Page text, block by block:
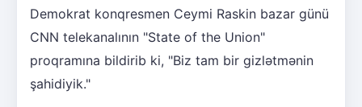
Demokrat konqresmen Ceymi Raskin bazar günü
CNN telekanalının "State of the Union"
proqramına bildirib ki, "Biz tam bir gizlətmənin
şahidiyik."